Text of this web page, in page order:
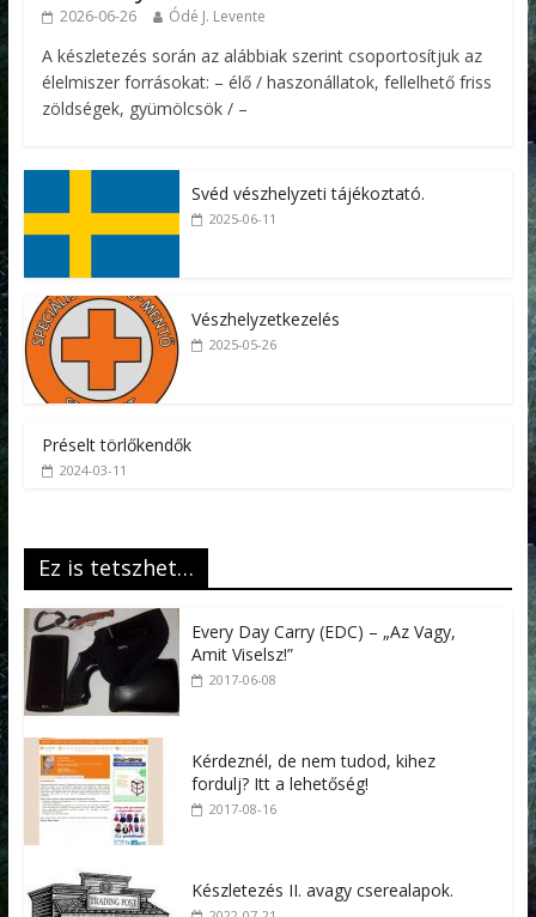
2026-06-26 Ódé J. Levente
A készletezés során az alábbiak szerint csoportosítjuk az
élelmiszer forrásokat: – élő / haszonállatok, fellelhető friss
zöldségek, gyümölcsök / –
Svéd vészhelyzeti tájékoztató.
2025-06-11
Vészhelyzetkezelés
2025-05-26
Préselt törlőkendők
2024-03-11
Ez is tetszhet…
Every Day Carry (EDC) – „Az Vagy,
Amit Viselsz!”
2017-06-08
Kérdeznél, de nem tudod, kihez
fordulj? Itt a lehetőség!
2017-08-16
Készletezés II. avagy cserealapok.